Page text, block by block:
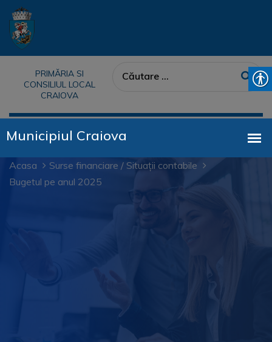
PRIMĂRIA SI
CONSILIUL LOCAL
CRAIOVA
Acasa
Surse financiare / Situații contabile
Bugetul pe anul 2025